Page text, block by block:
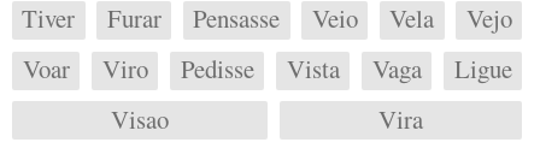
Tiver
Furar Pensasse Veio Vela
Vejo
Voar
Viro Pedisse Vista Vaga
Ligue
Visao
Vira